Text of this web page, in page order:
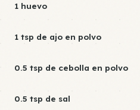
1 huevo
1 tsp de ajo en polvo
0.5 tsp de cebolla en polvo
0.5 tsp de sal